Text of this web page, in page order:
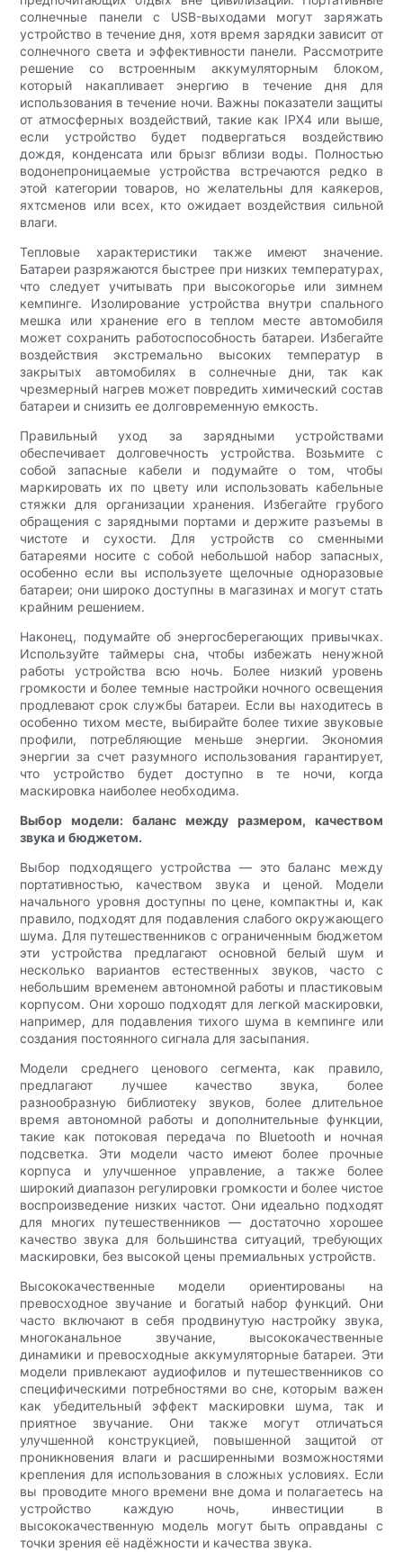
солнечные панели с USB-выходами могут заряжать
устройство в течение дня, хотя время зарядки зависит от
солнечного света и эффективности панели. Рассмотрите
решение со встроенным аккумуляторным блоком,
который накапливает энергию в течение дня для
использования в течение ночи. Важны показатели защиты
от атмосферных воздействий, такие как IPX4 или выше,
если устройство будет подвергаться воздействию
дождя, конденсата или брызг вблизи воды. Полностью
водонепроницаемые устройства встречаются редко в
этой категории товаров, но желательны для каякеров,
яхтсменов или всех, кто ожидает воздействия сильной
влаги.
Тепловые характеристики также имеют значение.
Батареи разряжаются быстрее при низких температурах,
что следует учитывать при высокогорье или зимнем
кемпинге. Изолирование устройства внутри спального
мешка или хранение его в теплом месте автомобиля
может сохранить работоспособность батареи. Избегайте
воздействия экстремально высоких температур в
закрытых автомобилях в солнечные дни, так как
чрезмерный нагрев может повредить химический состав
батареи и снизить ее долговременную емкость.
Правильный уход за зарядными устройствами
обеспечивает долговечность устройства. Возьмите с
собой запасные кабели и подумайте о том, чтобы
маркировать их по цвету или использовать кабельные
стяжки для организации хранения. Избегайте грубого
обращения с зарядными портами и держите разъемы в
чистоте и сухости. Для устройств со сменными
батареями носите с собой небольшой набор запасных,
особенно если вы используете щелочные одноразовые
батареи; они широко доступны в магазинах и могут стать
крайним решением.
Наконец, подумайте об энергосберегающих привычках.
Используйте таймеры сна, чтобы избежать ненужной
работы устройства всю ночь. Более низкий уровень
громкости и более темные настройки ночного освещения
продлевают срок службы батареи. Если вы находитесь в
особенно тихом месте, выбирайте более тихие звуковые
профили, потребляющие меньше энергии. Экономия
энергии за счет разумного использования гарантирует,
что устройство будет доступно в те ночи, когда
маскировка наиболее необходима.
Выбор модели: баланс между размером, качеством
звука и бюджетом.
Выбор подходящего устройства — это баланс между
портативностью, качеством звука и ценой. Модели
начального уровня доступны по цене, компактны и, как
правило, подходят для подавления слабого окружающего
шума. Для путешественников с ограниченным бюджетом
эти устройства предлагают основной белый шум и
несколько вариантов естественных звуков, часто с
небольшим временем автономной работы и пластиковым
корпусом. Они хорошо подходят для легкой маскировки,
например, для подавления тихого шума в кемпинге или
создания постоянного сигнала для засыпания.
Модели среднего ценового сегмента, как правило,
предлагают лучшее качество звука, более
разнообразную библиотеку звуков, более длительное
время автономной работы и дополнительные функции,
такие как потоковая передача по Bluetooth и ночная
подсветка. Эти модели часто имеют более прочные
корпуса и улучшенное управление, а также более
широкий диапазон регулировки громкости и более чистое
воспроизведение низких частот. Они идеально подходят
для многих путешественников — достаточно хорошее
качество звука для большинства ситуаций, требующих
маскировки, без высокой цены премиальных устройств.
Высококачественные модели ориентированы на
превосходное звучание и богатый набор функций. Они
часто включают в себя продвинутую настройку звука,
многоканальное звучание, высококачественные
динамики и превосходные аккумуляторные батареи. Эти
модели привлекают аудиофилов и путешественников со
специфическими потребностями во сне, которым важен
как убедительный эффект маскировки шума, так и
приятное звучание. Они также могут отличаться
улучшенной конструкцией, повышенной защитой от
проникновения влаги и расширенными возможностями
крепления для использования в сложных условиях. Если
вы проводите много времени вне дома и полагаетесь на
устройство каждую ночь, инвестиции в
высококачественную модель могут быть оправданы с
точки зрения её надёжности и качества звука.